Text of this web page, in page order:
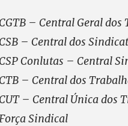
– Central Geral
– Central dos
Conlutas – Central
– Central dos
– Central Única dos
Sindical